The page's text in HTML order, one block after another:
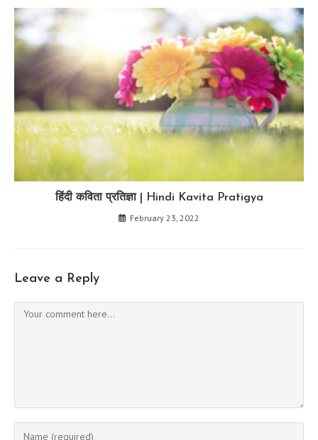
हिंदी कविता प्रतिज्ञा | Hindi Kavita Pratigya
February 23, 2022
Leave a Reply
Comment
Enter